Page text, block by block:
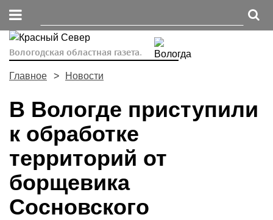
Вологодская областная газета.
Главное Новости
В Вологде приступили
к обработке
территорий от
борщевика
Сосновского